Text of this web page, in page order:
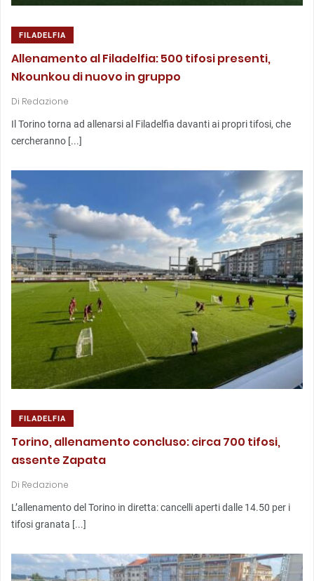
FILADELFIA
Allenamento al Filadelfia: 500 tifosi presenti,
Nkounkou di nuovo in gruppo
Di Redazione
Il Torino torna ad allenarsi al Filadelfia davanti ai propri tifosi, che
cercheranno [...]
FILADELFIA
Torino, allenamento concluso: circa 700 tifosi,
assente Zapata
Di Redazione
L’allenamento del Torino in diretta: cancelli aperti dalle 14.50 per i
tifosi granata [...]